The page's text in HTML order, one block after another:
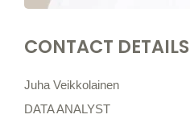
CONTACT DETAILS
Juha Veikkolainen
DATA ANALYST